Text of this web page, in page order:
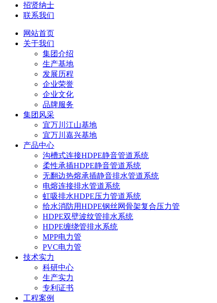
招贤纳士
联系我们
网站首页
关于我们
集团介绍
生产基地
发展历程
企业荣誉
企业文化
品牌服务
集团风采
宜万川江山基地
宜万川嘉兴基地
产品中心
沟槽式连接HDPE静音管道系统
柔性承插HDPE静音管道系统
无翻边热熔承插静音排水管道系统
电熔连接排水管道系统
虹吸排水HDPE压力管道系统
给水消防用HDPE钢丝网骨架复合压力管
HDPE双壁波纹管排水系统
HDPE缠绕管排水系统
MPP电力管
PVC电力管
技术实力
科研中心
生产实力
专利证书
工程案例